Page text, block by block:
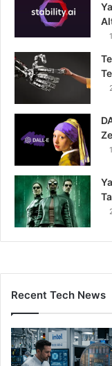
Recent Tech News